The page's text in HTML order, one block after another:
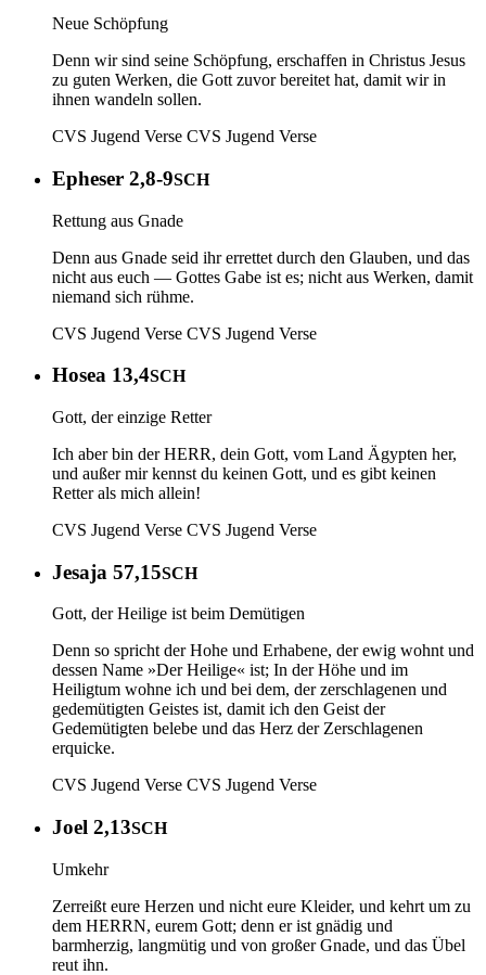
Neue Schöpfung
Denn wir sind seine Schöpfung, erschaffen in Christus Jesus
zu guten Werken, die Gott zuvor bereitet hat, damit wir in
ihnen wandeln sollen.
CVS Jugend Verse CVS Jugend Verse
Epheser 2,8-9SCH
Rettung aus Gnade
Denn aus Gnade seid ihr errettet durch den Glauben, und das
nicht aus euch — Gottes Gabe ist es; nicht aus Werken, damit
niemand sich rühme.
CVS Jugend Verse CVS Jugend Verse
Hosea 13,4SCH
Gott, der einzige Retter
Ich aber bin der HERR, dein Gott, vom Land Ägypten her,
und außer mir kennst du keinen Gott, und es gibt keinen
Retter als mich allein!
CVS Jugend Verse CVS Jugend Verse
Jesaja 57,15SCH
Gott, der Heilige ist beim Demütigen
Denn so spricht der Hohe und Erhabene, der ewig wohnt und
dessen Name »Der Heilige« ist; In der Höhe und im
Heiligtum wohne ich und bei dem, der zerschlagenen und
gedemütigten Geistes ist, damit ich den Geist der
Gedemütigten belebe und das Herz der Zerschlagenen
erquicke.
CVS Jugend Verse CVS Jugend Verse
Joel 2,13SCH
Umkehr
Zerreißt eure Herzen und nicht eure Kleider, und kehrt um zu
dem HERRN, eurem Gott; denn er ist gnädig und
barmherzig, langmütig und von großer Gnade, und das Übel
reut ihn.